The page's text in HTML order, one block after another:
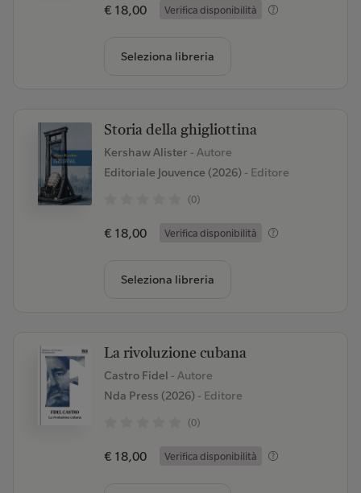
€ 18,00 Verifica disponibilità
Seleziona libreria
Storia della ghigliottina
Kershaw Alister - Autore
Editoriale Jouvence (2026)- Editore
(0)
€ 18,00 Verifica disponibilità
Seleziona libreria
La rivoluzione cubana
Castro Fidel - Autore
Nda Press (2026)- Editore
(0)
€ 18,00 Verifica disponibilità